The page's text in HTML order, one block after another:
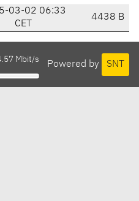
03-02 06:33
CET
4438 B
Powered by SNT
Mbit/s